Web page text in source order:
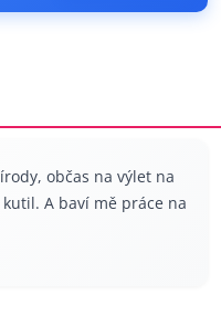
občas na výlet na
A baví mě práce na